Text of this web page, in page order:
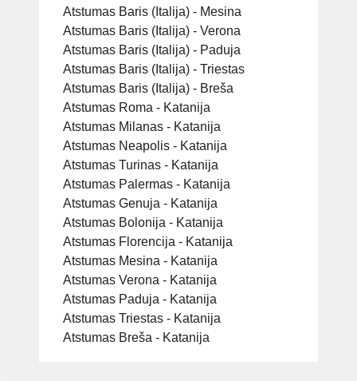
Atstumas Baris (Italija) - Mesina
Atstumas Baris (Italija) - Verona
Atstumas Baris (Italija) - Paduja
Atstumas Baris (Italija) - Triestas
Atstumas Baris (Italija) - Breša
Atstumas Roma - Katanija
Atstumas Milanas - Katanija
Atstumas Neapolis - Katanija
Atstumas Turinas - Katanija
Atstumas Palermas - Katanija
Atstumas Genuja - Katanija
Atstumas Bolonija - Katanija
Atstumas Florencija - Katanija
Atstumas Mesina - Katanija
Atstumas Verona - Katanija
Atstumas Paduja - Katanija
Atstumas Triestas - Katanija
Atstumas Breša - Katanija